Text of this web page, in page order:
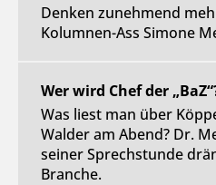
Denken zunehmend
Kolumnen-Ass Simone
Wer wird Chef der
Was liest man über
Walder am Abend? Dr.
seiner Sprechstunde
Branche.